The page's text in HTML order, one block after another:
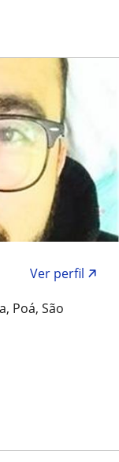
Ver perfil
Poá, São